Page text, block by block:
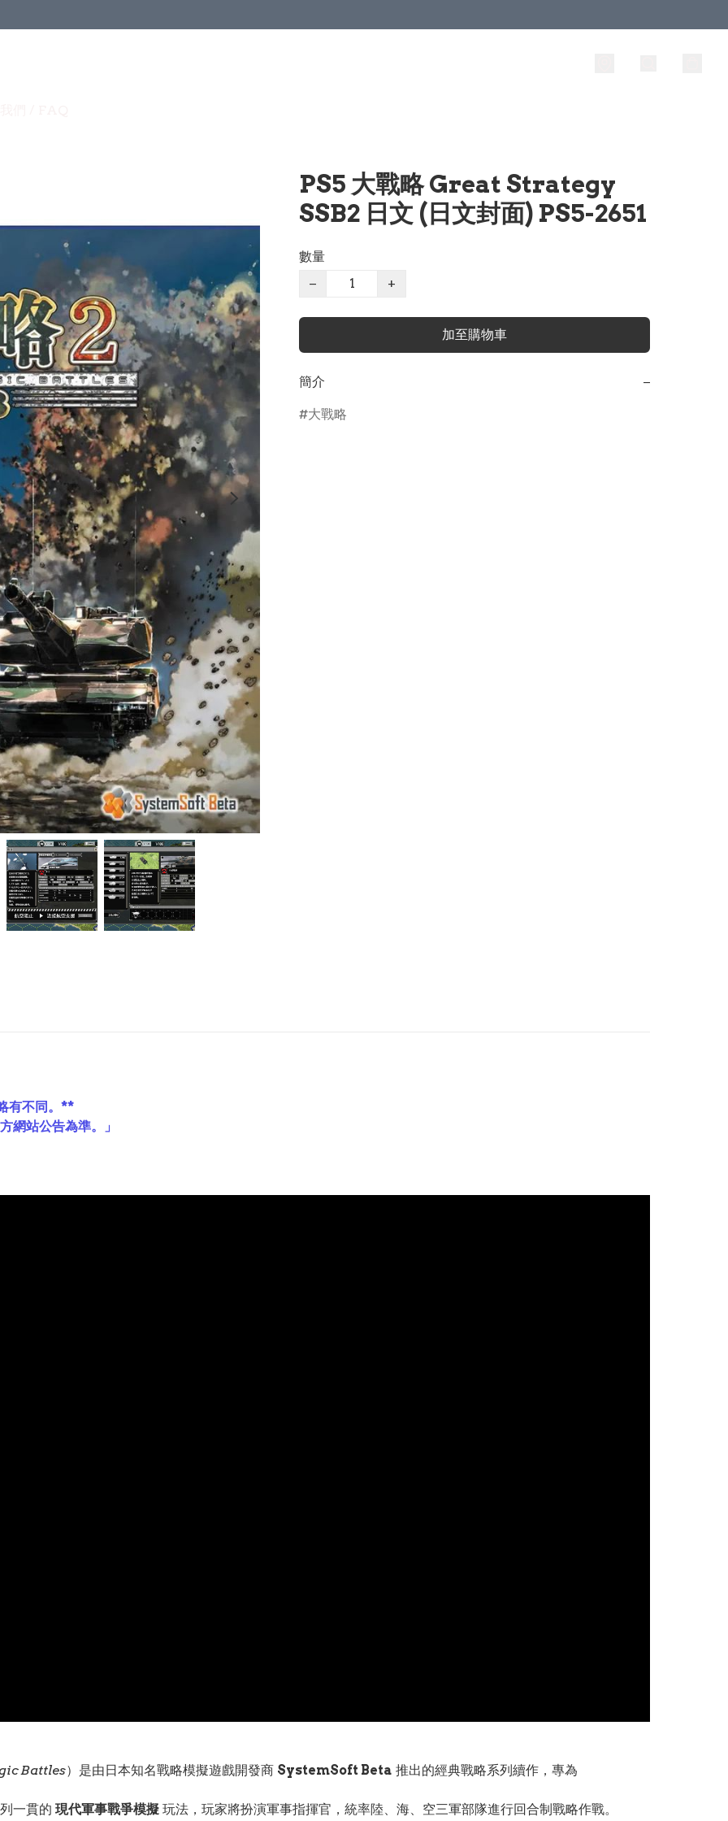
PS5 大戰略 Great Strategy
SSB2 日文 (日文封面) PS5-2651
數量
−
+
加至購物車
簡介 −
大戰略
有不同。**
網站公告為準。」
Battles）是由日本知名戰略模擬遊戲開發商 SystemSoft Beta 推出的經典戰略系列續作，專為
一貫的 現代軍事戰爭模擬 玩法，玩家將扮演軍事指揮官，統率陸、海、空三軍部隊進行回合制戰略作戰。